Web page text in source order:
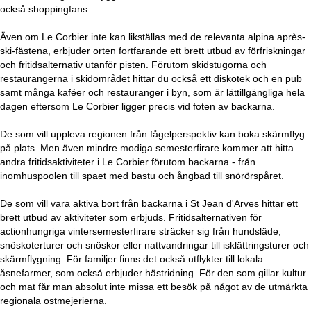
också shoppingfans.
Även om Le Corbier inte kan likställas med de relevanta alpina après-
ski-fästena, erbjuder orten fortfarande ett brett utbud av förfriskningar
och fritidsalternativ utanför pisten. Förutom skidstugorna och
restaurangerna i skidområdet hittar du också ett diskotek och en pub
samt många kaféer och restauranger i byn, som är lättillgängliga hela
dagen eftersom Le Corbier ligger precis vid foten av backarna.
De som vill uppleva regionen från fågelperspektiv kan boka skärmflyg
på plats. Men även mindre modiga semesterfirare kommer att hitta
andra fritidsaktiviteter i Le Corbier förutom backarna - från
inomhuspoolen till spaet med bastu och ångbad till snörörspåret.
De som vill vara aktiva bort från backarna i St Jean d'Arves hittar ett
brett utbud av aktiviteter som erbjuds. Fritidsalternativen för
actionhungriga vintersemesterfirare sträcker sig från hundsläde,
snöskoterturer och snöskor eller nattvandringar till isklättringsturer och
skärmflygning. För familjer finns det också utflykter till lokala
åsnefarmer, som också erbjuder hästridning. För den som gillar kultur
och mat får man absolut inte missa ett besök på något av de utmärkta
regionala ostmejerierna.